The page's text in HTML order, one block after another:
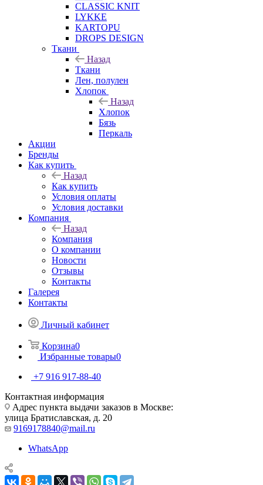
CLASSIC KNIT
LYKKE
KАRTOPU
DROPS DЕSIGN
Ткани
Назад
Ткани
Лен, полулен
Хлопок
Назад
Хлопок
Бязь
Перкаль
Акции
Бренды
Как купить
Назад
Как купить
Условия оплаты
Условия доставки
Компания
Назад
Компания
О компании
Новости
Отзывы
Контакты
Галерея
Контакты
Личный кабинет
Корзина0
Избранные товары0
+7 916 917-88-40
Контактная информация
Адрес пункта выдачи заказов в Москве:
улица Братиславская, д. 20
9169178840@mail.ru
WhatsApp